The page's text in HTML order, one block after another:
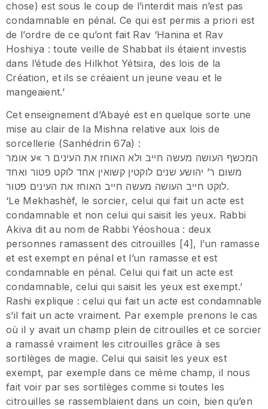
chose) est sous le coup de l’interdit mais n’est pas
condamnable en pénal. Ce qui est permis a priori est
de l’ordre de ce qu’ont fait Rav ‘Hanina et Rav
Hoshiya : toute veille de Shabbat ils étaient investis
dans l’étude des Hilkhot Yétsira, des lois de la
Création, et ils se créaient un jeune veau et le
mangeaient.’
Cet enseignement d’Abayé est en quelque sorte une
mise au clair de la Mishna relative aux lois de
sorcellerie (Sanhédrin 67a) :
המכשף העושה מעשה חייב ולא האוחז את העינים ר »ע אומר
משום ר’ יהושע שנים לוקטין קשואין אחד לוקט פטור ואחד
לוקט חייב העושה מעשה חייב האוחז את העינים פטור.
‘Le Mekhashèf, le sorcier, celui qui fait un acte est
condamnable et non celui qui saisit les yeux. Rabbi
Akiva dit au nom de Rabbi Yéoshoua : deux
personnes ramassent des citrouilles [4], l’un ramasse
et est exempt en pénal et l’un ramasse et est
condamnable en pénal. Celui qui fait un acte est
condamnable, celui qui saisit les yeux est exempt.’
Rashi explique : celui qui fait un acte est condamnable
s’il fait un acte vraiment. Par exemple prenons le cas
où il y avait un champ plein de citrouilles et ce sorcier
a ramassé vraiment les citrouilles grâce à ses
sortilèges de magie. Celui qui saisit les yeux est
exempt, par exemple dans ce même champ, il nous
fait voir par ses sortilèges comme si toutes les
citrouilles se rassemblaient dans un coin, bien qu’en